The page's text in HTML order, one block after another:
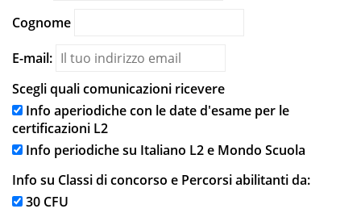
Cognome
E-mail:
Scegli quali comunicazioni ricevere
Info aperiodiche con le date d'esame per le
certificazioni L2
Info periodiche su Italiano L2 e Mondo Scuola
Info su Classi di concorso e Percorsi abilitanti da:
30 CFU